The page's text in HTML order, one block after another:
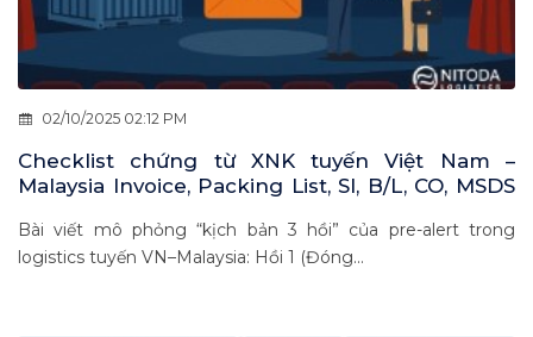
02/10/2025 02:12 PM
Checklist chứng từ XNK tuyến Việt Nam –
Malaysia Invoice, Packing List, SI, B/L, CO, MSDS
Bài viết mô phỏng “kịch bản 3 hồi” của pre-alert trong
logistics tuyến VN–Malaysia: Hồi 1 (Đóng...